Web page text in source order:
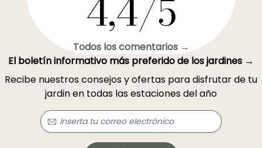
4,4/5
Todos los comentarios →
El boletín informativo más preferido de los jardines →
Recibe nuestros consejos y ofertas para disfrutar de tu
jardin en todas las estaciones del año